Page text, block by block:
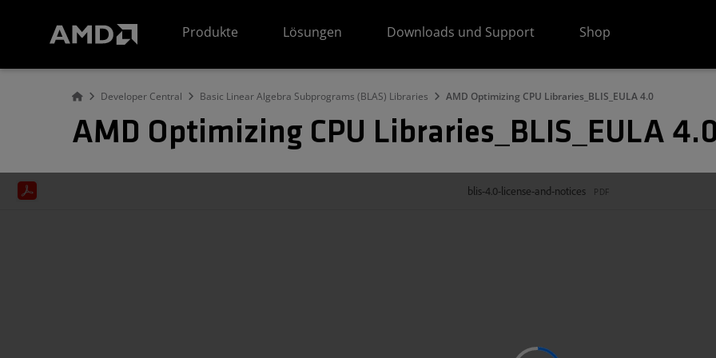
Produkte
Lösungen Downloads und Support Shop
Developer Central Basic Linear Algebra Subprograms (BLAS) Libraries AMD Optimizing CPU Libraries_BLIS_EULA 4.0
AMD Optimizing CPU Libraries_BLIS_EULA